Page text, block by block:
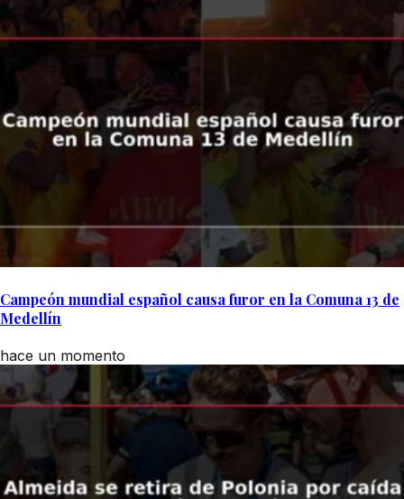
Campeón mundial español causa furor en la Comuna 13 de
Medellín
hace un momento